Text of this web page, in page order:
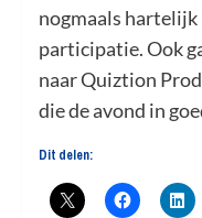
nogmaals hartelijk
participatie. Ook
naar Quiztion
die de avond in
Dit delen: